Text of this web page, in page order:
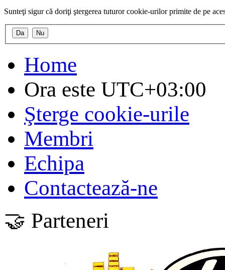
Sunteţi sigur că doriţi ştergerea tuturor cookie-urilor primite de pe
Home
Ora este UTC+03:00
Şterge cookie-urile
Membri
Echipa
Contactează-ne
🤝 Parteneri